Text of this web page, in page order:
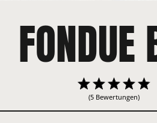
FONDUE
(5 Bewertungen)